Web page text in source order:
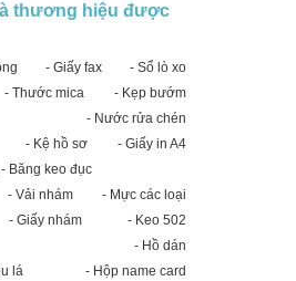
thương hiệu được
- Giấy fax
- Sổ lò xo
- Thước mica
- Kẹp bướm
- Nước rửa chén
- Kệ hồ sơ
- Giấy in A4
Băng keo đục
- Vải nhám
- Mực các loại
- Giấy nhám
- Keo 502
- Hồ dán
lá
- Hộp name card